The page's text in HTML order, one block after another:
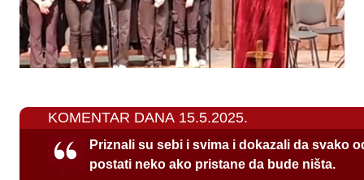
KOMENTAR DANA 15.5.2025.
Priznali su sebi i svima i dokazali da svako
postati neko ako pristane da bude ništa.